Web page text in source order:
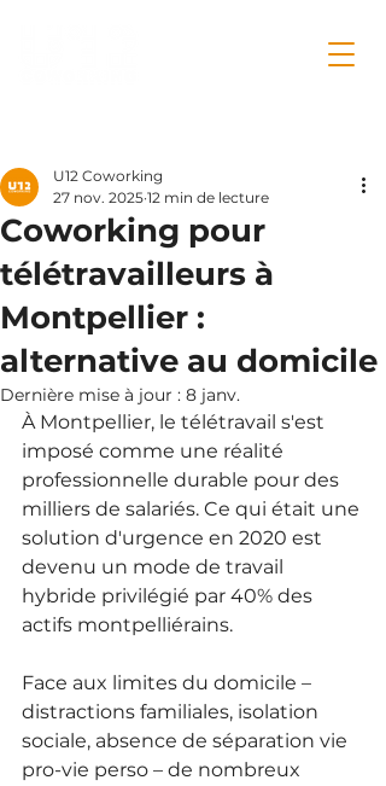
Coworking pour
télétravailleurs à
Montpellier :
alternative au domicile
U12 Coworking
27 nov. 2025 12 min de lecture
Dernière mise à jour : 8 janv.
À Montpellier, le télétravail s'est
imposé comme une réalité
professionnelle durable pour des
milliers de salariés. Ce qui était une
solution d'urgence en 2020 est
devenu un mode de travail
hybride privilégié par 40% des
actifs montpelliérains.
Face aux limites du domicile –
distractions familiales, isolation
sociale, absence de séparation vie
pro-vie perso – de nombreux